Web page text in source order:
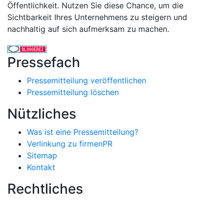
Öffentlichkeit. Nutzen Sie diese Chance, um die
Sichtbarkeit Ihres Unternehmens zu steigern und
nachhaltig auf sich aufmerksam zu machen.
Pressefach
Pressemitteilung veröffentlichen
Pressemitteilung löschen
Nützliches
Was ist eine Pressemitteilung?
Verlinkung zu firmenPR
Sitemap
Kontakt
Rechtliches